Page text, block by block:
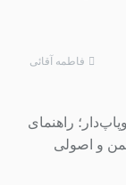
فاطمه آقائی
راهنمای
و اصولی